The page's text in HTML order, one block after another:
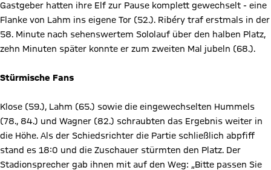
Gastgeber hatten ihre Elf zur Pause komplett gewechselt - eine
Flanke von Lahm ins eigene Tor (52.). Ribéry traf erstmals in der
58. Minute nach sehenswertem Sololauf über den halben Platz,
zehn Minuten später konnte er zum zweiten Mal jubeln (68.).
Stürmische Fans
Klose (59.), Lahm (65.) sowie die eingewechselten Hummels
(78., 84.) und Wagner (82.) schraubten das Ergebnis weiter in
die Höhe. Als der Schiedsrichter die Partie schließlich abpfiff
stand es 18:0 und die Zuschauer stürmten den Platz. Der
Stadionsprecher gab ihnen mit auf den Weg: „Bitte passen Sie